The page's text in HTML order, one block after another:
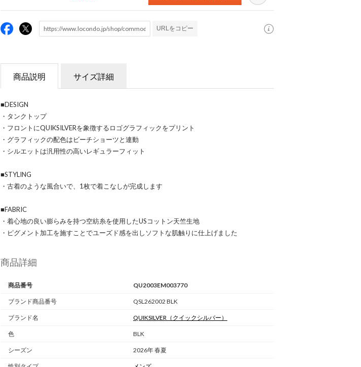
URLをコピー
商品説明 サイズ詳細
■DESIGN
・タンクトップ
・フロントにQUIKSILVERを象徴するロゴグラフィックをプリント
・グラフィックの配色はビーチショーツと連動
・シルエットは汎用性の高いレギュラーフィット
■STYLING
・古着のような風合いで、1枚で着こなしが完成します
■FABRIC
・着心地の良い膨らみを持つ空紡糸を使用したUSコットン天竺生地
・ピグメント加工を施すことでユーズド感を出しソフトな肌触りに仕上げました
商品詳細
商品番号 QU2003EM003770
ブランド商品番号 QSL262002 BLK
ブランド名 QUIKSILVER （クイックシルバー）
色 BLK
シーズン 2026年 春夏